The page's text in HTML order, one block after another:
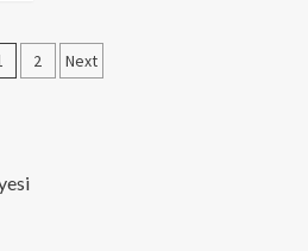
2 Next